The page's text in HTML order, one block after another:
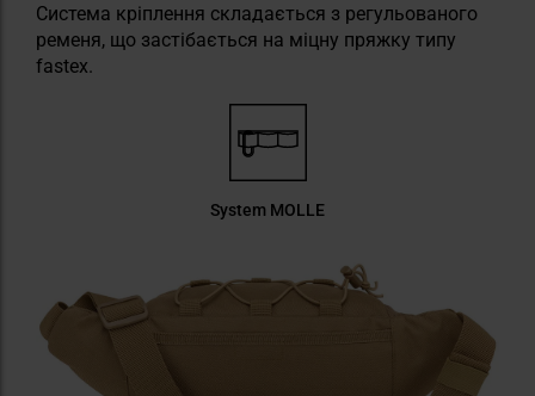
Система кріплення складається з регульованого
ременя, що застібається на міцну пряжку типу
fastex.
System MOLLE